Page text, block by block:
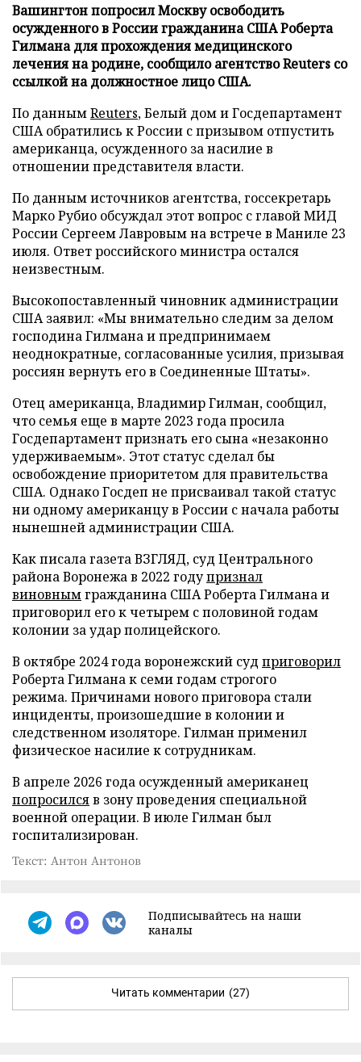
Вашингтон попросил Москву освободить
осужденного в России гражданина США Роберта
Гилмана для прохождения медицинского
лечения на родине, сообщило агентство Reuters со
ссылкой на должностное лицо США.
По даннымReuters, Белый дом и Госдепартамент
США обратились к России с призывом отпустить
американца, осужденного за насилие в
отношении представителя власти.
По данным источников агентства, госсекретарь
Марко Рубио обсуждал этот вопрос с главой МИД
России Сергеем Лавровым на встрече в Маниле 23
июля. Ответ российского министра остался
неизвестным.
Высокопоставленный чиновник администрации
США заявил: «Мы внимательно следим за делом
господина Гилмана и предпринимаем
неоднократные, согласованные усилия, призывая
россиян вернуть его в Соединенные Штаты».
Отец американца, Владимир Гилман, сообщил,
что семья еще в марте 2023 года просила
Госдепартамент признать его сына «незаконно
удерживаемым». Этот статус сделал бы
освобождение приоритетом для правительства
США. Однако Госдеп не присваивал такой статус
ни одному американцу в России с начала работы
нынешней администрации США.
Как писала газета ВЗГЛЯД, суд Центрального
района Воронежа в 2022 годупризнал
виновнымгражданина США Роберта Гилмана и
приговорил его к четырем с половиной годам
колонии за удар полицейского.
В октябре 2024 года воронежский суд приговорил
Роберта Гилмана к семи годам строгого
режима. Причинами нового приговора стали
инциденты, произошедшие в колонии и
следственном изоляторе. Гилман применил
физическое насилие к сотрудникам.
В апреле 2026 года осужденный американец
попросилсяв зону проведения специальной
военной операции. В июле Гилман был
госпитализирован.
Текст: Антон Антонов
Подписывайтесь на наши
каналы
Читать комментарии (27)